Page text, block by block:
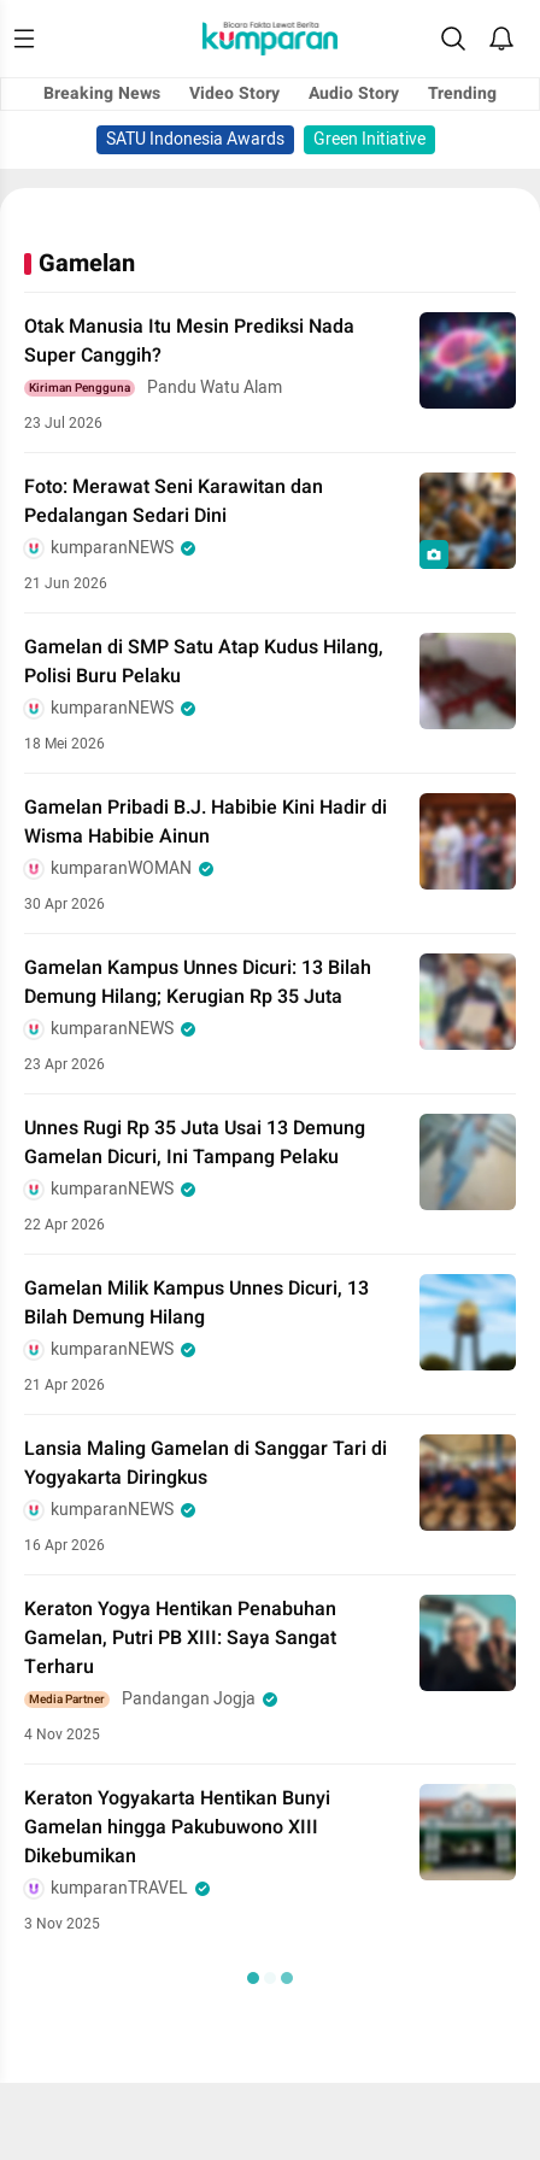
Breaking News Video Story Audio Story
Trending
SATU Indonesia Awards
Green Initiative
Gamelan
Otak Manusia Itu Mesin Prediksi Nada
Super Canggih?
Kiriman Pengguna Pandu Watu Alam
23 Jul 2026
Foto: Merawat Seni Karawitan dan
Pedalangan Sedari Dini
kumparanNEWS
21 Jun 2026
Gamelan di SMP Satu Atap Kudus Hilang,
Polisi Buru Pelaku
kumparanNEWS
18 Mei 2026
Gamelan Pribadi B.J. Habibie Kini Hadir di
Wisma Habibie Ainun
kumparanWOMAN
30 Apr 2026
Gamelan Kampus Unnes Dicuri: 13 Bilah
Demung Hilang; Kerugian Rp 35 Juta
kumparanNEWS
23 Apr 2026
Unnes Rugi Rp 35 Juta Usai 13 Demung
Gamelan Dicuri, Ini Tampang Pelaku
kumparanNEWS
22 Apr 2026
Gamelan Milik Kampus Unnes Dicuri, 13
Bilah Demung Hilang
kumparanNEWS
21 Apr 2026
Lansia Maling Gamelan di Sanggar Tari di
Yogyakarta Diringkus
kumparanNEWS
16 Apr 2026
Keraton Yogya Hentikan Penabuhan
Gamelan, Putri PB XIII: Saya Sangat
Terharu
Media Partner Pandangan Jogja
4 Nov 2025
Keraton Yogyakarta Hentikan Bunyi
Gamelan hingga Pakubuwono XIII
Dikebumikan
kumparanTRAVEL
3 Nov 2025